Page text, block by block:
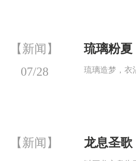
【新闻】
07/28
琉璃粉夏
琉璃造梦，衣
【新闻】
龙息圣歌